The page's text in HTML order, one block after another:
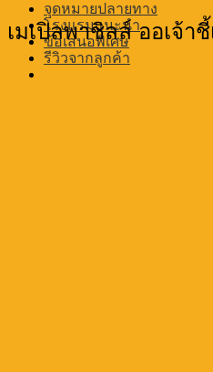
จุดหมายปลายทาง
โรงแรมแนะนำ
ข้อเสนอพิเศษ
รีวิวจากลูกค้า
เมเปิลพาชิลล์ ออเจ้า